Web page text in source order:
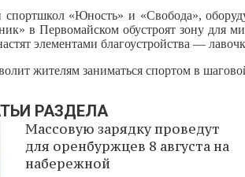
«Юность» и «Свобода»,
в Первомайском обустроят зону для
элементами благоустройства —
жителям заниматься спортом в
РАЗДЕЛА
Массовую зарядку проведут
для оренбуржцев 8 августа на
набережной